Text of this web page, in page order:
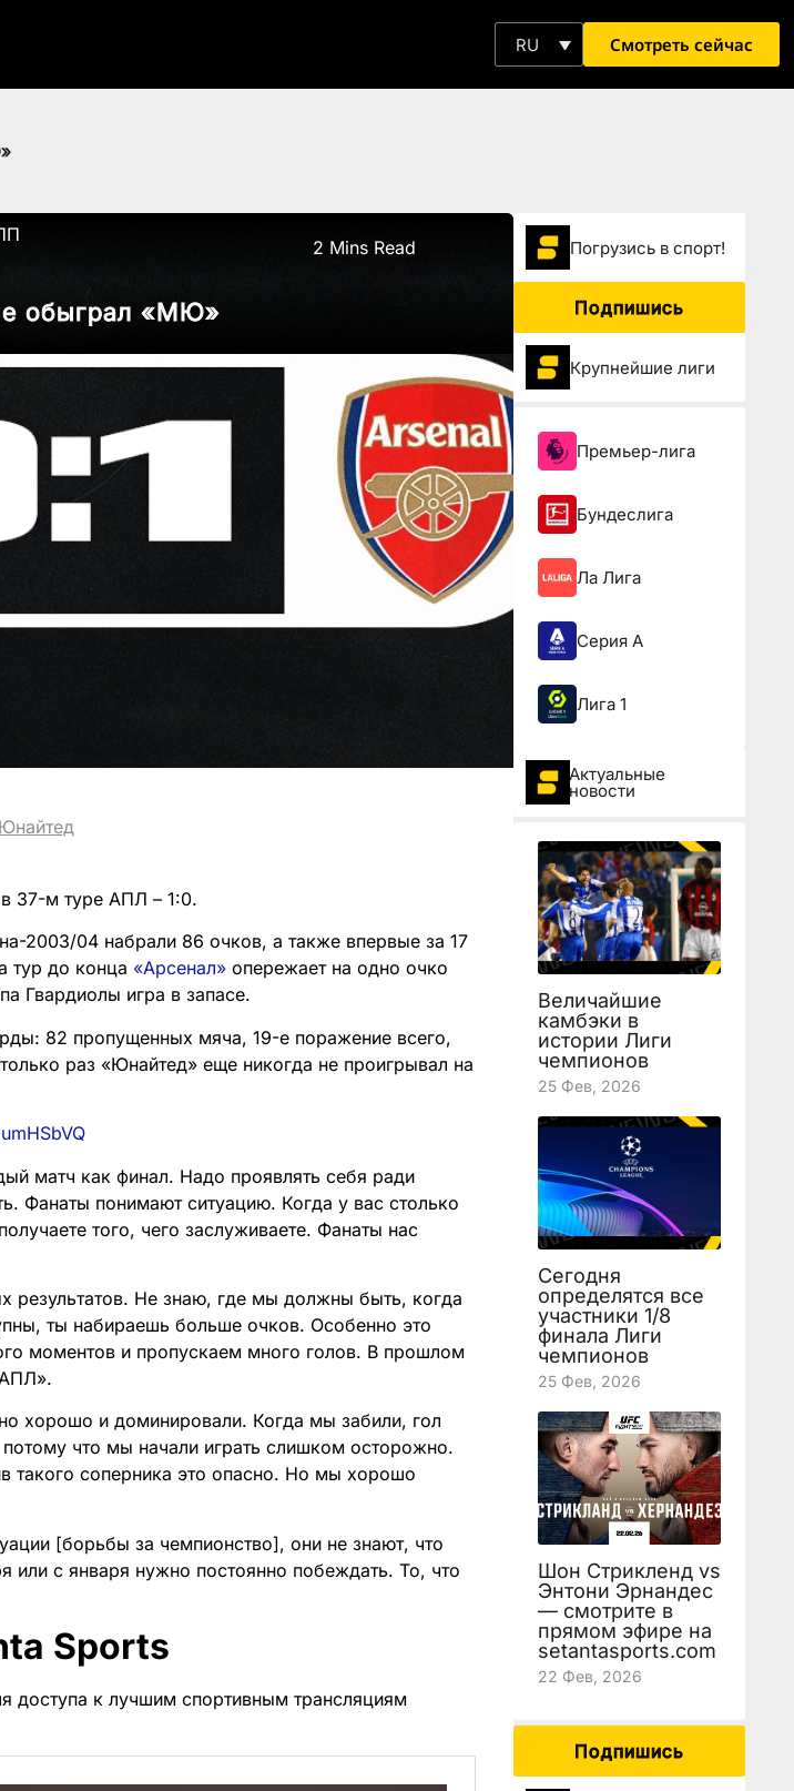
RU Смотреть сейчас
2 Mins Read
обыграл «МЮ»
37-м туре АПЛ – 1:0.
2003/04 набрали 86 очков, а также впервые за 17
тур до конца «Арсенал»опережает на одно очко
Гвардиолы игра в запасе.
82 пропущенных мяча, 19-е поражение всего,
раз «Юнайтед» еще никогда не проигрывал на
матч как финал. Надо проявлять себя ради
Фанаты понимают ситуацию. Когда у вас столько
того, чего заслуживаете. Фанаты нас
результатов. Не знаю, где мы должны быть, когда
ты набираешь больше очков. Особенно это
моментов и пропускаем много голов. В прошлом
хорошо и доминировали. Когда мы забили, гол
что мы начали играть слишком осторожно.
такого соперника это опасно. Но мы хорошо
[борьбы за чемпионство], они не знают, что
или с января нужно постоянно побеждать. То, что
Sports
доступа к лучшим спортивным трансляциям
Погрузиcь в спорт!
Подпишись
Крупнейшие лиги
Премьер-лига
Бундеслига
Ла Лига
Серия А
Лига 1
Актуальные
новости
Величайшие
камбэки в
истории Лиги
чемпионов
25 Фев, 2026
Сегодня
определятся все
участники 1/8
финала Лиги
чемпионов
25 Фев, 2026
Шон Стрикленд vs
Энтони Эрнандес
— смотрите в
прямом эфире на
setantasports.com
22 Фев, 2026
Подпишись